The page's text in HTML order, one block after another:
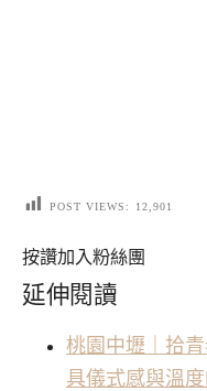
POST VIEWS: 12,901
按讚加入粉絲團
延伸閱讀
桃園中壢｜拾
具儀式感與溫